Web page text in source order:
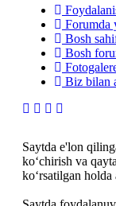
Forumda
Bosh
Bosh
Biz bilan
Saytda e'lon
ko‘chirish va
ko‘rsatilgan